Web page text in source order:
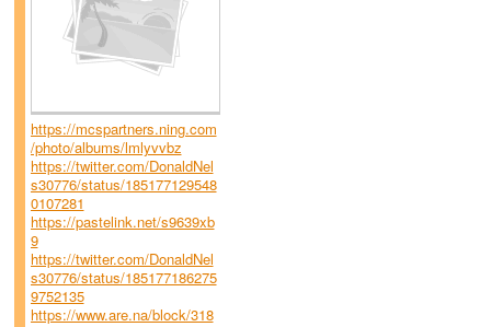
https://mcspartners.ning.com
/photo/albums/lmlyvvbz
https://twitter.com/DonaldNel
s30776/status/185177129548
0107281
https://pastelink.net/s9639xb
9
https://twitter.com/DonaldNel
s30776/status/185177186275
9752135
https://www.are.na/block/318